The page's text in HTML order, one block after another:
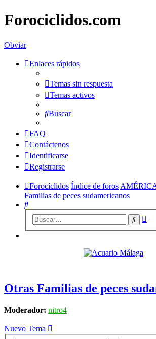
Forociclidos.com
Obviar
Enlaces rápidos
Temas sin respuesta
Temas activos
Buscar
FAQ
Contáctenos
Identificarse
Registrarse
Forocíclidos Índice de foros
Familias de peces sudamericanos
Buscar
Buscar
Otras Familias de peces
Moderador: nitro4
Nuevo Tema